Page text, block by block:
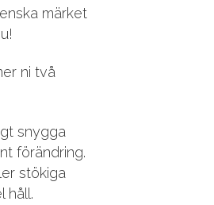
märket
ni två
snygga
förändring.
stökiga
håll.